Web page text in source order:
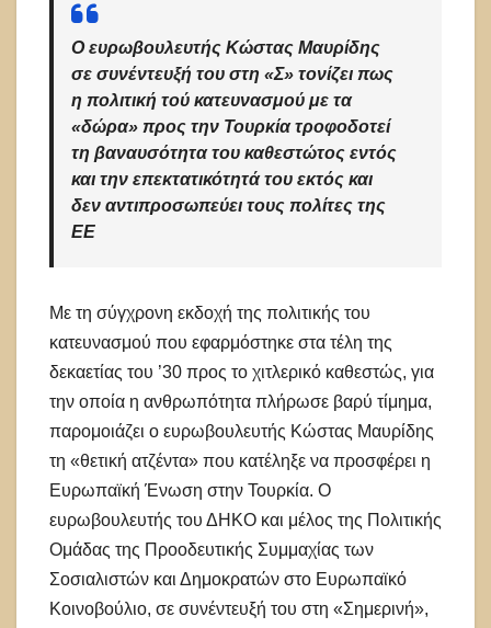
Ο ευρωβουλευτής Κώστας Μαυρίδης
σε συνέντευξή του στη «Σ» τονίζει πως
η πολιτική τού κατευνασμού με τα
«δώρα» προς την Τουρκία τροφοδοτεί
τη βαναυσότητα του καθεστώτος εντός
και την επεκτατικότητά του εκτός και
δεν αντιπροσωπεύει τους πολίτες της
ΕΕ
Με τη σύγχρονη εκδοχή της πολιτικής του
κατευνασμού που εφαρμόστηκε στα τέλη της
δεκαετίας του ’30 προς το χιτλερικό καθεστώς, για
την οποία η ανθρωπότητα πλήρωσε βαρύ τίμημα,
παρομοιάζει ο ευρωβουλευτής Κώστας Μαυρίδης
τη «θετική ατζέντα» που κατέληξε να προσφέρει η
Ευρωπαϊκή Ένωση στην Τουρκία. Ο
ευρωβουλευτής του ΔΗΚΟ και μέλος της Πολιτικής
Ομάδας της Προοδευτικής Συμμαχίας των
Σοσιαλιστών και Δημοκρατών στο Ευρωπαϊκό
Κοινοβούλιο, σε συνέντευξή του στη «Σημερινή»,